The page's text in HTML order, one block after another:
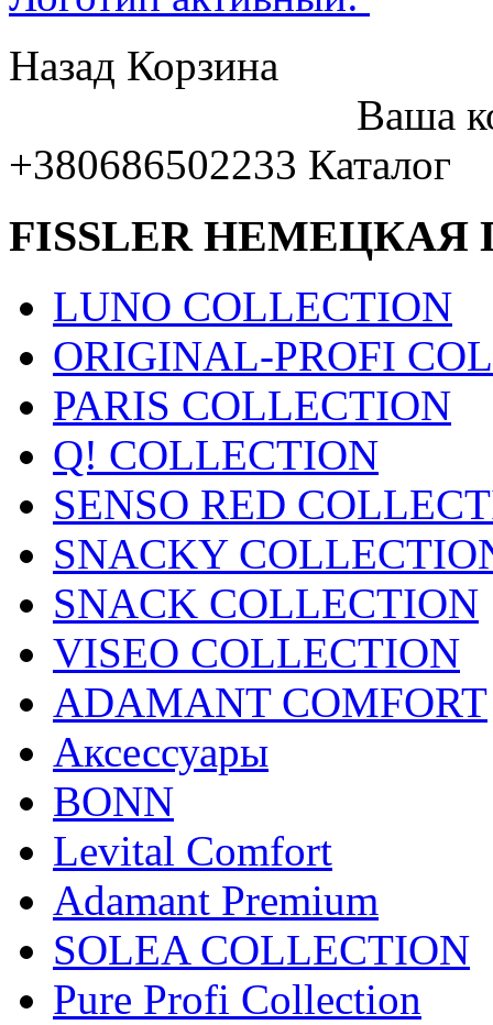
Назад Корзина
Ваша
+380686502233 Каталог
FISSLER
LUNO COLLECTION
ORIGINAL-PROFI
PARIS COLLECTION
Q! COLLECTION
SENSO RED
SNACKY
SNACK COLLECTION
VISEO COLLECTION
ADAMANT COMFORT
Аксессуары
BONN
Levital Comfort
Adamant Premium
SOLEA COLLECTION
Pure Profi Collection